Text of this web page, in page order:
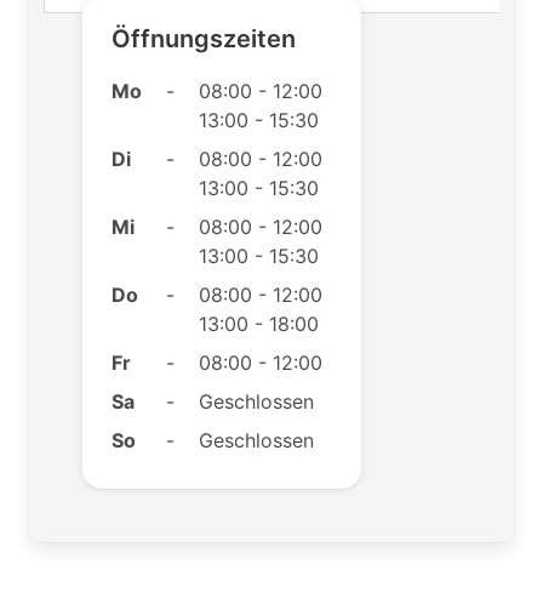
Öffnungszeiten
Mo -
08:00 - 12:00
13:00 - 15:30
Di
-
08:00 - 12:00
13:00 - 15:30
Mi
-
08:00 - 12:00
13:00 - 15:30
Do
-
08:00 - 12:00
13:00 - 18:00
Fr
-
08:00 - 12:00
Sa
-
Geschlossen
So
- Geschlossen